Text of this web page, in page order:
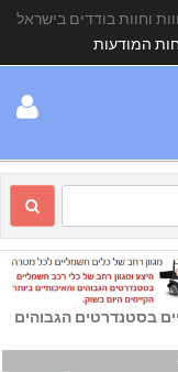
וחוות בודדים בישראל
המודעות
בסטנדרטים הגבוהים